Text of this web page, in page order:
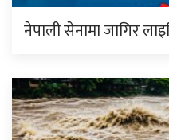
नेपाली सेनामा जागिर